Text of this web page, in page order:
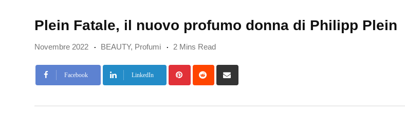
Plein Fatale, il nuovo profumo donna di Philipp Plein
Novembre 2022 BEAUTY, Profumi 2 Mins Read
Facebook LinkedIn PinterestReddit
via